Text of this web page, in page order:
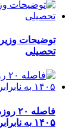
توضیحات
تحصیلی
۱۴۰۵ به نابرابری آموزشی